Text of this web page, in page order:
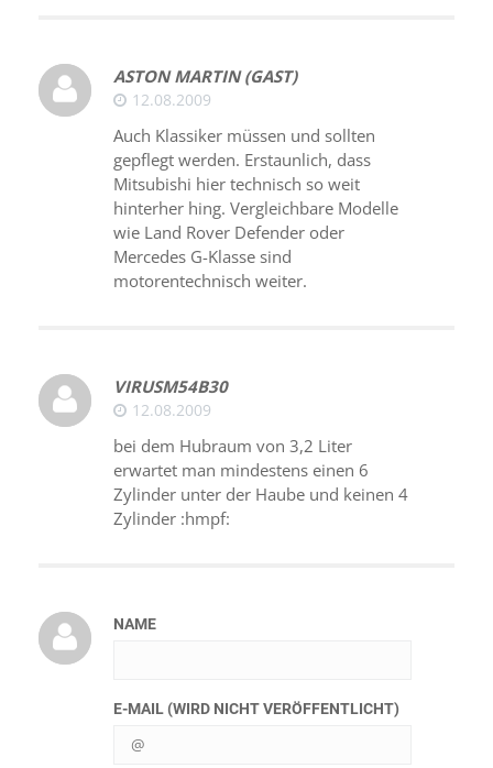
ASTON MARTIN (GAST)
12.08.2009
Auch Klassiker müssen und sollten
gepflegt werden. Erstaunlich, dass
Mitsubishi hier technisch so weit
hinterher hing. Vergleichbare Modelle
wie Land Rover Defender oder
Mercedes G-Klasse sind
motorentechnisch weiter.
VIRUSM54B30
12.08.2009
bei dem Hubraum von 3,2 Liter
erwartet man mindestens einen 6
Zylinder unter der Haube und keinen 4
Zylinder :hmpf:
NAME
E-MAIL (WIRD NICHT VERÖFFENTLICHT)